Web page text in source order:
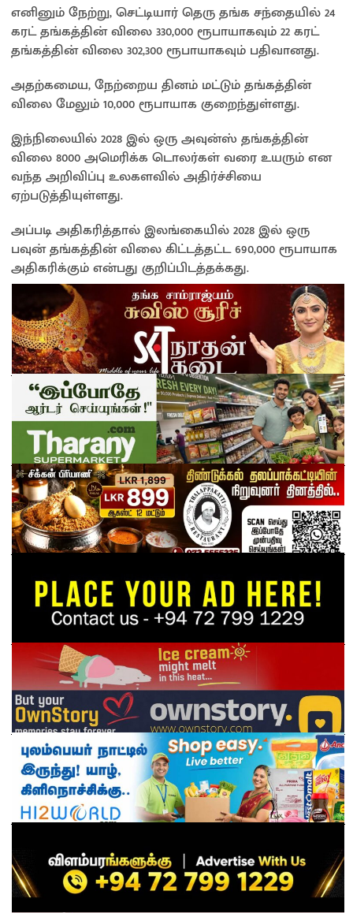
எனினும் நேற்று, செட்டியார் தெரு தங்க சந்தையில் 24
கரட் தங்கத்தின் விலை 330,000 ரூபாயாகவும் 22 கரட்
தங்கத்தின் விலை 302,300 ரூபாயாகவும் பதிவானது.
அதற்கமைய, நேற்றைய தினம் மட்டும் தங்கத்தின்
விலை மேலும் 10,000 ரூபாயாக குறைந்துள்ளது.
இந்நிலையில் 2028 இல் ஒரு அவுன்ஸ் தங்கத்தின்
விலை 8000 அமெரிக்க டொலர்கள் வரை உயரும் என
வந்த அறிவிப்பு உலகளவில் அதிர்ச்சியை
ஏற்படுத்தியுள்ளது.
அப்படி அதிகரித்தால் இலங்கையில் 2028 இல் ஒரு
பவுன் தங்கத்தின் விலை கிட்டத்தட்ட 690,000 ரூபாயாக
அதிகரிக்கும் என்பது குறிப்பிடத்தக்கது.